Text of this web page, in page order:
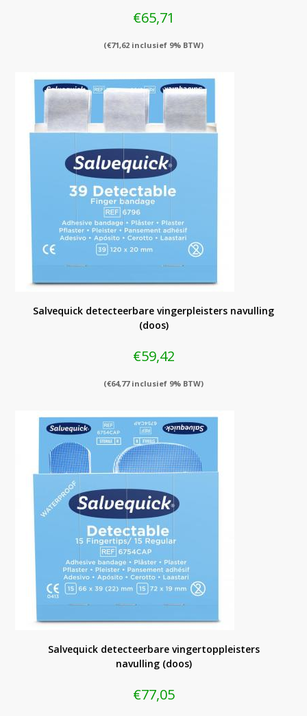
€65,71
(€71,62 inclusief 9% BTW)
Salvequick detecteerbare vingerpleisters navulling
(doos)
€59,42
(€64,77inclusief 9% BTW)
Salvequick detecteerbare vingertoppleisters
navulling (doos)
€77,05